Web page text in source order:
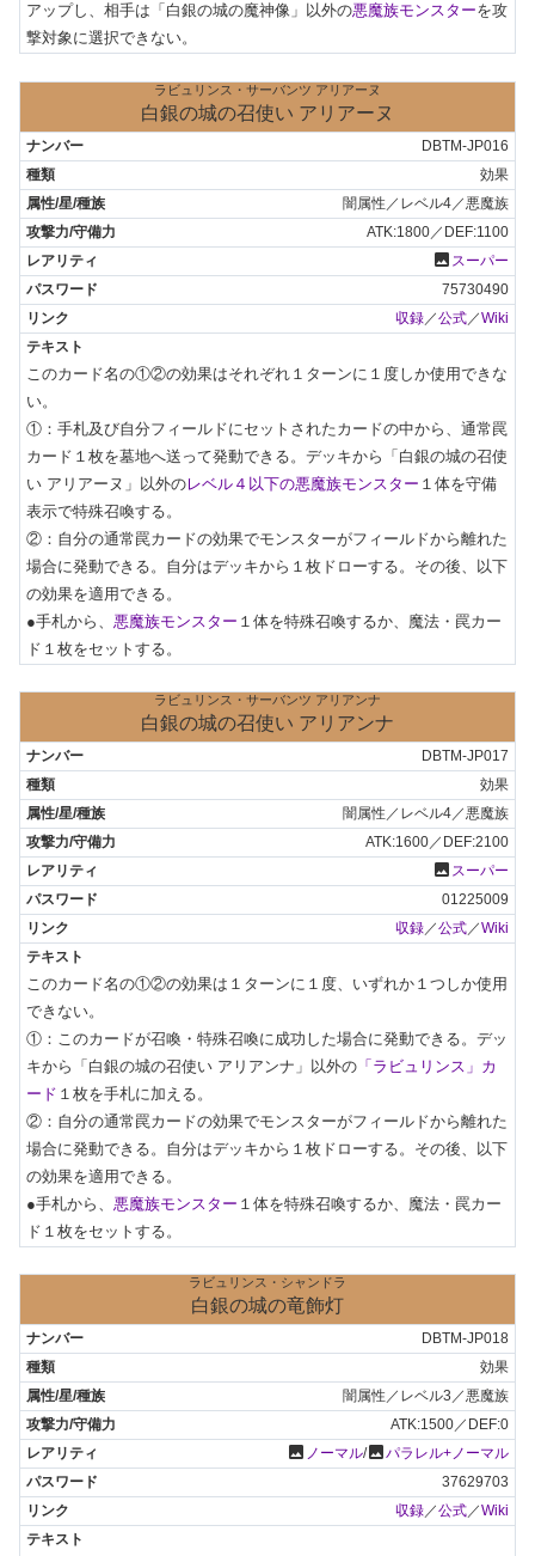
アップし、相手は「白銀の城の魔神像」以外の悪魔族モンスターを攻
撃対象に選択できない。
ラビュリンス・サーバンツ アリアーヌ
白銀の城の召使い アリアーヌ
DBTM-JP016
効果
闇属性／レベル4／悪魔族
ATK:1800／DEF:1100
photo スーパー
75730490
収録 ／公式 ／Wiki
このカード名の①②の効果はそれぞれ１ターンに１度しか使用できな
い。
①：手札及び自分フィールドにセットされたカードの中から、通常罠
カード１枚を墓地へ送って発動できる。デッキから「白銀の城の召使
い アリアーヌ」以外のレベル４以下の悪魔族モンスター １体を守備
表示で特殊召喚する。
②：自分の通常罠カードの効果でモンスターがフィールドから離れた
場合に発動できる。自分はデッキから１枚ドローする。その後、以下
の効果を適用できる。
●手札から、 悪魔族モンスター １体を特殊召喚するか、魔法・罠カー
ド１枚をセットする。
ラビュリンス・サーバンツ アリアンナ
白銀の城の召使い アリアンナ
DBTM-JP017
効果
闇属性／レベル4／悪魔族
ATK:1600／DEF:2100
photo スーパー
01225009
収録／公式／Wiki
このカード名の①②の効果は１ターンに１度、いずれか１つしか使用
できない。
①：このカードが召喚・特殊召喚に成功した場合に発動できる。デッ
キから「白銀の城の召使い アリアンナ」以外の 「ラビュリンス」カ
ード １枚を手札に加える。
②：自分の通常罠カードの効果でモンスターがフィールドから離れた
場合に発動できる。自分はデッキから１枚ドローする。その後、以下
の効果を適用できる。
●手札から、 悪魔族モンスター １体を特殊召喚するか、魔法・罠カー
ド１枚をセットする。
ラビュリンス・シャンドラ
白銀の城の竜飾灯
DBTM-JP018
効果
闇属性／レベル3／悪魔族
ATK:1500／DEF:0
photo ノーマル/photoパラレル+ノーマル
37629703
収録／公式／Wiki